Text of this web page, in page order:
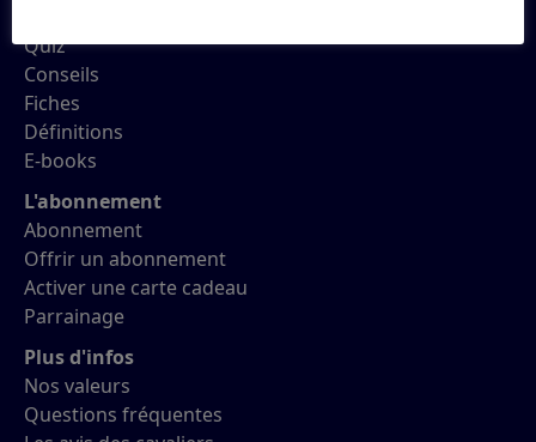
Quiz
Conseils
Fiches
Définitions
E-books
L'abonnement
Abonnement
Offrir un abonnement
Activer une carte cadeau
Parrainage
Plus d'infos
Nos valeurs
Questions fréquentes